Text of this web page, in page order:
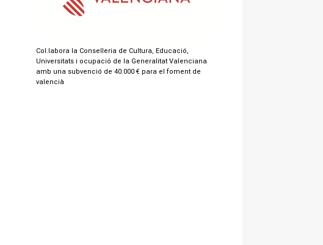
Col.labora la Conselleria de Cultura, Educació,
Universitats i ocupació de la Generalitat Valenciana
amb una subvenció de 40.000 € para el foment de
valencià